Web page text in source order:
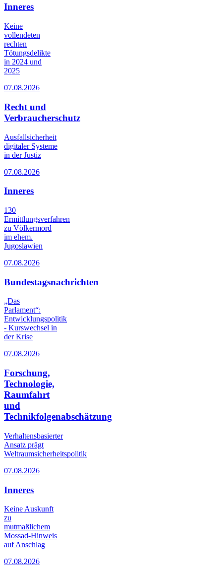
Inneres
Keine
vollendeten
rechten
Tötungsdelikte
in 2024 und
2025
07.08.2026
Recht und
Verbraucherschutz
Ausfallsicherheit
digitaler Systeme
in der Justiz
07.08.2026
Inneres
130
Ermittlungsverfahren
zu Völkermord
im ehem.
Jugoslawien
07.08.2026
Bundestagsnachrichten
„Das
Parlament“:
Entwicklungspolitik
- Kurswechsel in
der Krise
07.08.2026
Forschung,
Technologie,
Raumfahrt
und
Technikfolgenabschätzung
Verhaltensbasierter
Ansatz prägt
Weltraumsicherheitspolitik
07.08.2026
Inneres
Keine Auskunft
zu
mutmaßlichem
Mossad-Hinweis
auf Anschlag
07.08.2026